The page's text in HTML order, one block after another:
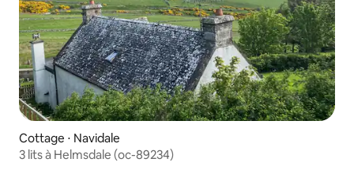
Cottage ⋅ Navidale
3 lits à Helmsdale (oc-89234)